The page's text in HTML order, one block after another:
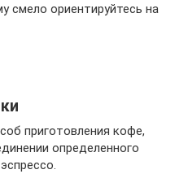
смело ориентируйтесь на
приготовления кофе,
определенного